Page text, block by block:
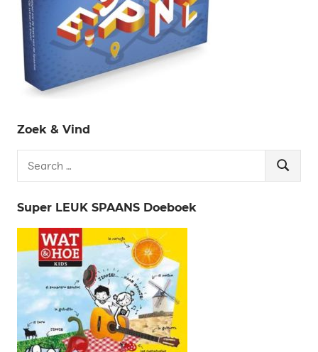
Zoek & Vind
Search
Super LEUK SPAANS Doeboek